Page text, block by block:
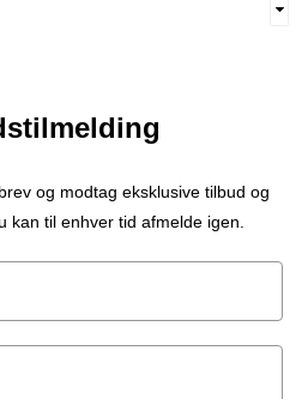
og modtag eksklusive tilbud og
kan til enhver tid afmelde igen.